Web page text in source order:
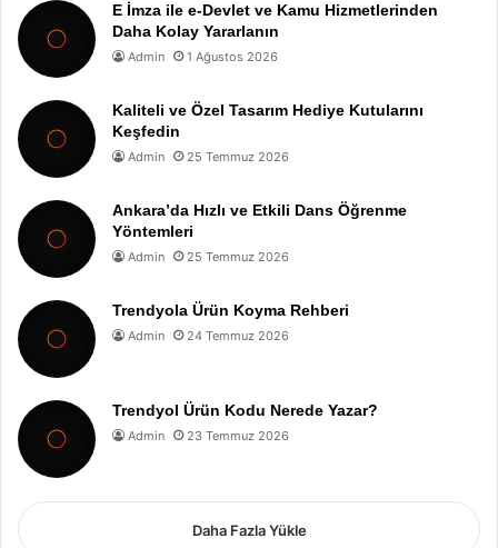
E İmza ile e-Devlet ve Kamu Hizmetlerinden
Daha Kolay Yararlanın
Admin 1 Ağustos 2026
Kaliteli ve Özel Tasarım Hediye Kutularını
Keşfedin
Admin 25 Temmuz 2026
Ankara’da Hızlı ve Etkili Dans Öğrenme
Yöntemleri
Admin 25 Temmuz 2026
Trendyola Ürün Koyma Rehberi
Admin 24 Temmuz 2026
Trendyol Ürün Kodu Nerede Yazar?
Admin 23 Temmuz 2026
Daha Fazla Yükle